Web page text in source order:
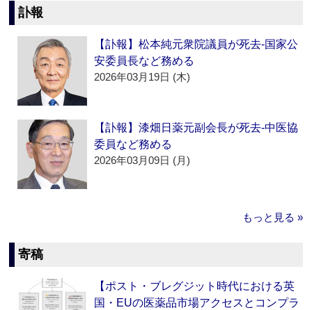
訃報
【訃報】松本純元衆院議員が死去‐国家公
安委員長など務める
2026年03月19日 (木)
【訃報】漆畑日薬元副会長が死去‐中医協
委員など務める
2026年03月09日 (月)
もっと見る »
寄稿
【ポスト・ブレグジット時代における英
国・EUの医薬品市場アクセスとコンプラ